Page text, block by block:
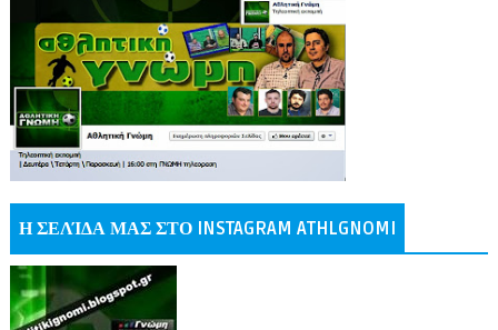
Η ΣΕΛΊΔΑ ΜΑΣ ΣΤΟ INSTAGRAM ATHLGNOMI